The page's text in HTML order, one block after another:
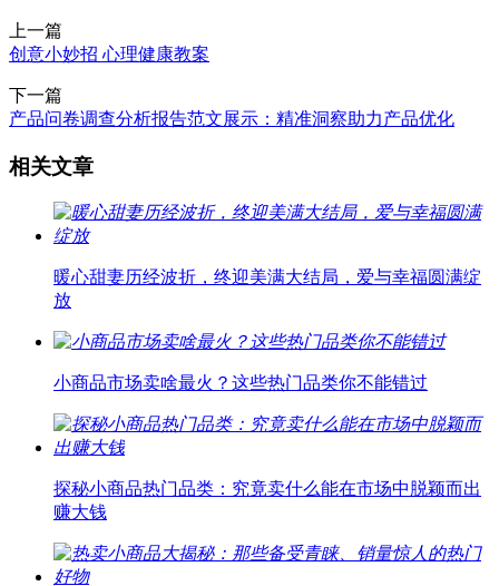
上一篇
创意小妙招 心理健康教案
下一篇
产品问卷调查分析报告范文展示：精准洞察助力产品优化
相关文章
暖心甜妻历经波折，终迎美满大结局，爱与幸福圆满绽
放
小商品市场卖啥最火？这些热门品类你不能错过
探秘小商品热门品类：究竟卖什么能在市场中脱颖而出
赚大钱